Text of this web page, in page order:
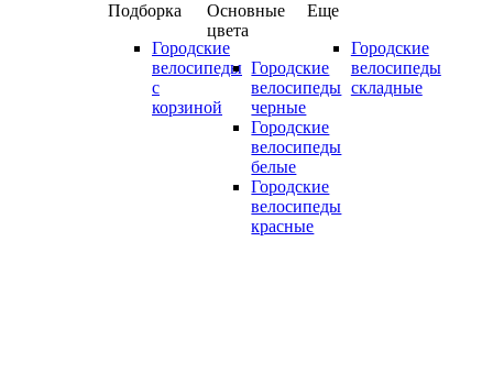
Подборка
Городские
велосипеды
с
корзиной
Основные
цвета
Городские
велосипеды
черные
Городские
велосипеды
белые
Городские
велосипеды
красные
Еще
Городские
велосипеды
складные